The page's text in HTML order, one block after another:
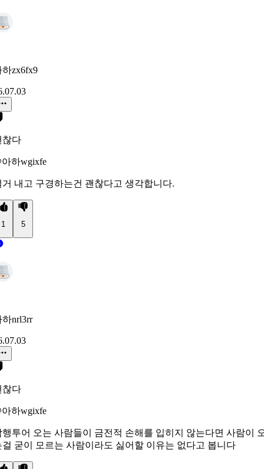
하zx6fx9
찮다
아하wgixfe
거 내고 구경하는건 괜찮다고 생각합니다.
1 5
하nrl3rr
찮다
아하wgixfe
행투어 오는 사람들이 금전적 손해를 입히지 않는다면 사람이
걸 굳이 모르는 사람이라도 싫어할 이유는 없다고 봅니다